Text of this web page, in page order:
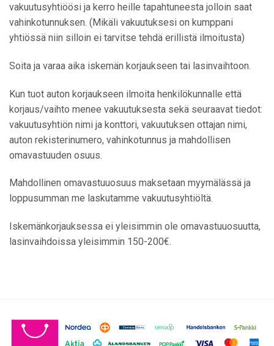
vakuutusyhtiöösi ja kerro heille tapahtuneesta jolloin saat
vahinkotunnuksen. (Mikäli vakuutuksesi on kumppani
yhtiössä niin silloin ei tarvitse tehdä erillistä ilmoitusta)
Soita ja varaa aika iskemän korjaukseen tai lasinvaihtoon.
Kun tuot auton korjaukseen ilmoita henkilökunnalle että
korjaus/vaihto menee vakuutuksesta sekä seuraavat tiedot:
vakuutusyhtiön nimi ja konttori, vakuutuksen ottajan nimi,
auton rekisterinumero, vahinkotunnus ja mahdollisen
omavastuuden osuus.
Mahdollinen omavastuuosuus maksetaan myymälässä ja
loppusumman me laskutamme vakuutusyhtiöltä.
Iskemänkorjauksessa ei yleisimmin ole omavastuuosuutta,
lasinvaihdoissa yleisimmin 150-200€.